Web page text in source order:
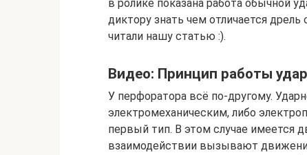
в ролике показана работа обычной
диктору знать чем отличается
читали нашу статью :).
Видео: Принцип работы
У перфоратора всё по-другому.
электромеханическим, либо
первый тип. В этом случае имеется
взаимодействии вызывают